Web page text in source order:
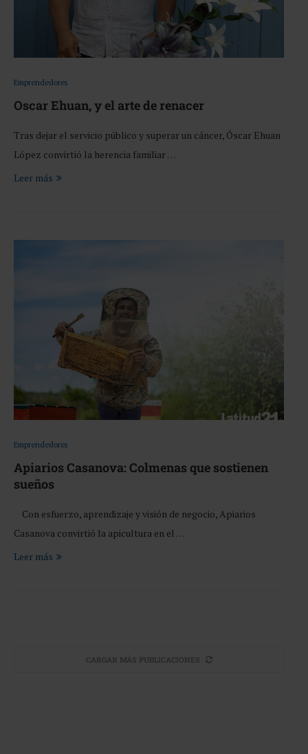
Emprendedores
Oscar Ehuan, y el arte de renacer
Tras dejar el servicio público y superar un cáncer, Óscar Ehuan
López convirtió la herencia familiar …
Leer más
Emprendedores
Apiarios Casanova: Colmenas que sostienen
sueños
Con esfuerzo, aprendizaje y visión de negocio, Apiarios
Casanova convirtió la apicultura en el …
Leer más
CARGAR MÁS PUBLICACIONES